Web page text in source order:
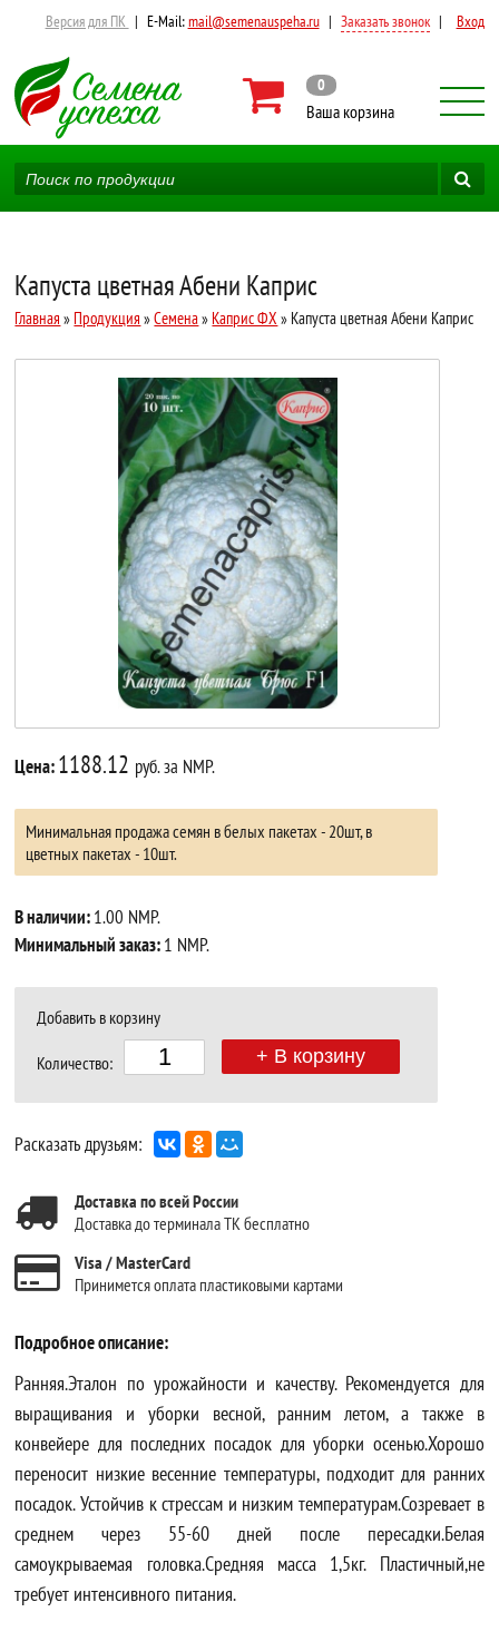
Версия для ПК | E-Mail:mail@semenauspeha.ru | Заказать звонок | Вход
0
Ваша корзина
Капуста цветная Абени Каприс
Главная » Продукция »Семена» Каприс ФХ » Капуста цветная Абени Каприс
Цена:1188.12 руб. за NMP.
Минимальная продажа семян в белых пакетах - 20шт, в
цветных пакетах - 10шт.
В наличии:1.00 NMP.
Минимальный заказ:1 NMP.
Добавить в корзину
Количество: + В корзину
Расказать друзьям:
Доставка по всей России
Доставка до терминала ТК бесплатно
Visa / MasterCard
Принимется оплата пластиковыми картами
Подробное описание:
Ранняя.Эталон по урожайности и качеству. Рекомендуется для
выращивания и уборки весной, ранним летом, а также в
конвейере для последних посадок для уборки осенью.Хорошо
переносит низкие весенние температуры, подходит для ранних
посадок. Устойчив к стрессам и низким температурам.Созревает в
среднем через 55-60 дней после пересадки.Белая
самоукрываемая головка.Средняя масса 1,5кг. Пластичный,не
требует интенсивного питания.